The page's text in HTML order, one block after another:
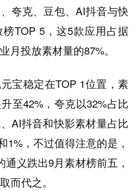
夸克、豆包、AI抖音与快
TOP 5，这5款应用占据
月投放素材量的87%。
宝稳定在TOP 1位置，素
至42%，夸克以32%占比
AI抖音和快影素材量占比
1%，不过值得注意的是，
义跌出9月素材榜前五，
而代之。